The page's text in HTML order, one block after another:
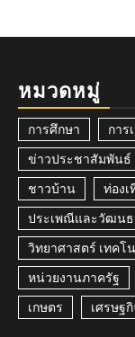
หมวดหมู่
การศึกษา การ
ข่าวประชาสัมพันธ์
ชาวบ้าน ท่องเ
ประเพณีและวัฒนธ
วิทยาศาสตร์ เทคโ
หน่วยงานภาครัฐ
เกษตร เศรษฐกิ